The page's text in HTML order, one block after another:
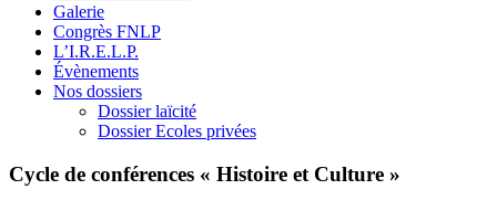
Galerie
Congrès FNLP
L’I.R.E.L.P.
Évènements
Nos dossiers
Dossier laïcité
Dossier Ecoles privées
Cycle de conférences « Histoire et Culture »